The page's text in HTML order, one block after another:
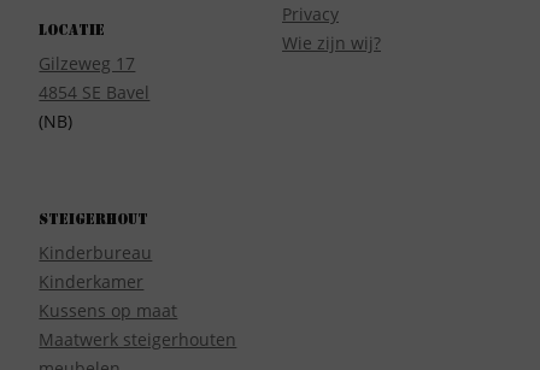
Locatie
Gilzeweg 17
4854 SE Bavel
(NB)
Privacy
Wie zijn wij?
Steigerhout
Kinderbureau
Kinderkamer
Kussens op maat
Maatwerk steigerhouten